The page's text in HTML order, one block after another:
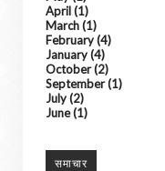
April(1)
March(1)
February(4)
January(4)
October(2)
September(1)
July(2)
June(1)
समाचार